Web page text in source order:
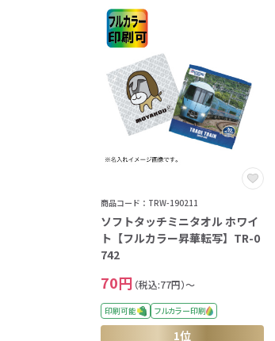
商品コード：TRW-190211
ソフトタッチミニタオル ホワイ
ト【フルカラー昇華転写】TR-0
742
70円 （税込:77円）～
印刷可能 フルカラー印刷
1位